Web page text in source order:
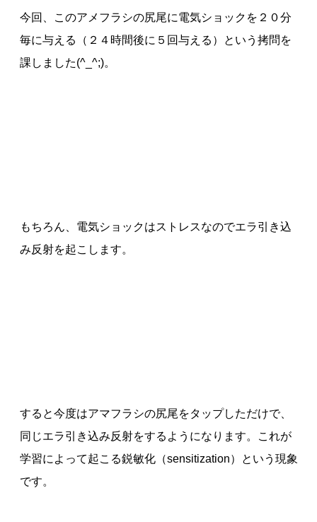
今回、このアメフラシの尻尾に電気ショックを２０分
毎に与える（２４時間後に５回与える）という拷問を
課しました(^_^;)。
もちろん、電気ショックはストレスなのでエラ引き込
み反射を起こします。
すると今度はアマフラシの尻尾をタップしただけで、
同じエラ引き込み反射をするようになります。これが
学習によって起こる鋭敏化（sensitization）という現象
です。